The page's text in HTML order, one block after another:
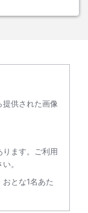
供された画像
ります。ご利用
。
とな1名あた